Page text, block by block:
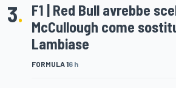
3.
FORMULA 16 h
F1 | Red Bull avrebbe
McCullough come
Lambiase